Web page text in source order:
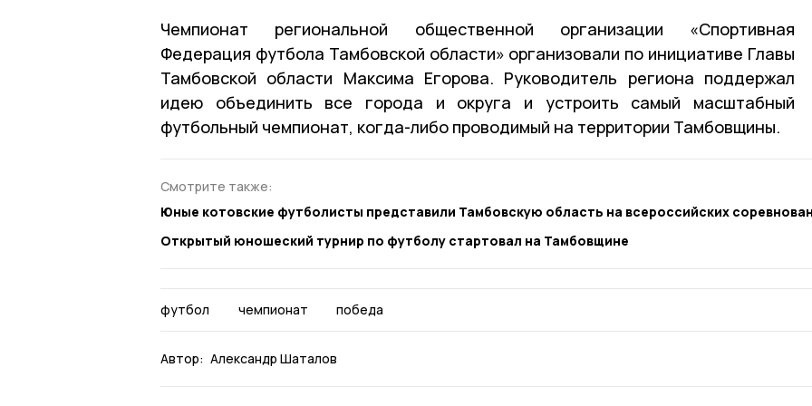
Чемпионат региональной общественной организации «Спортивная
Федерация футбола Тамбовской области» организовали по инициативе Главы
Тамбовской области Максима Егорова. Руководитель региона поддержал
идею объединить все города и округа и устроить самый масштабный
футбольный чемпионат, когда-либо проводимый на территории Тамбовщины.
Смотрите также:
Юные котовские футболисты представили Тамбовскую область на всероссийских
Открытый юношеский турнир по футболу стартовал на Тамбовщине
футбол чемпионат победа
Автор: Александр Шаталов